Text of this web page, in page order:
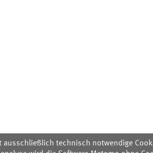
ausschließlich technisch notwendige